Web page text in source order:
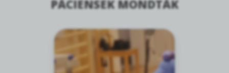
PÁCIENSEK MONDTÁK